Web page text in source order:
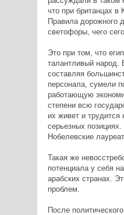
что при британцах в
Правила дорожного
светофоры, чего
Это при том, что
талантливый народ.
составляя
персонала, сумели
работающую
степени всю
их живет и трудится
серьезных
Нобелевские
Такая же
потенциала у себя
арабских странах.
проблем.
После